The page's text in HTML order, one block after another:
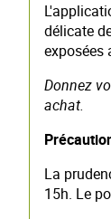
délicate
exposées
Donnez
achat.
La
15h. Le